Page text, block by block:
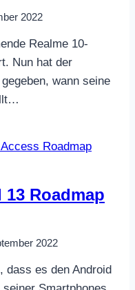
2022
Realme 10-
Nun hat der
wann seine
Roadmap
2022
dass es den Android